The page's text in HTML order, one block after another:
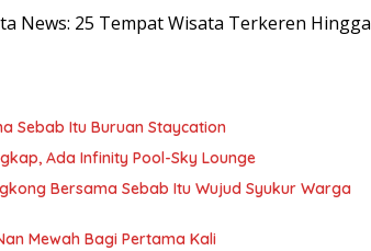
News: 25 Tempat Wisata Terkeren Hingga
Sebab Itu Buruan Staycation
Ada Infinity Pool-Sky Lounge
Bersama Sebab Itu Wujud Syukur Warga
Mewah Bagi Pertama Kali